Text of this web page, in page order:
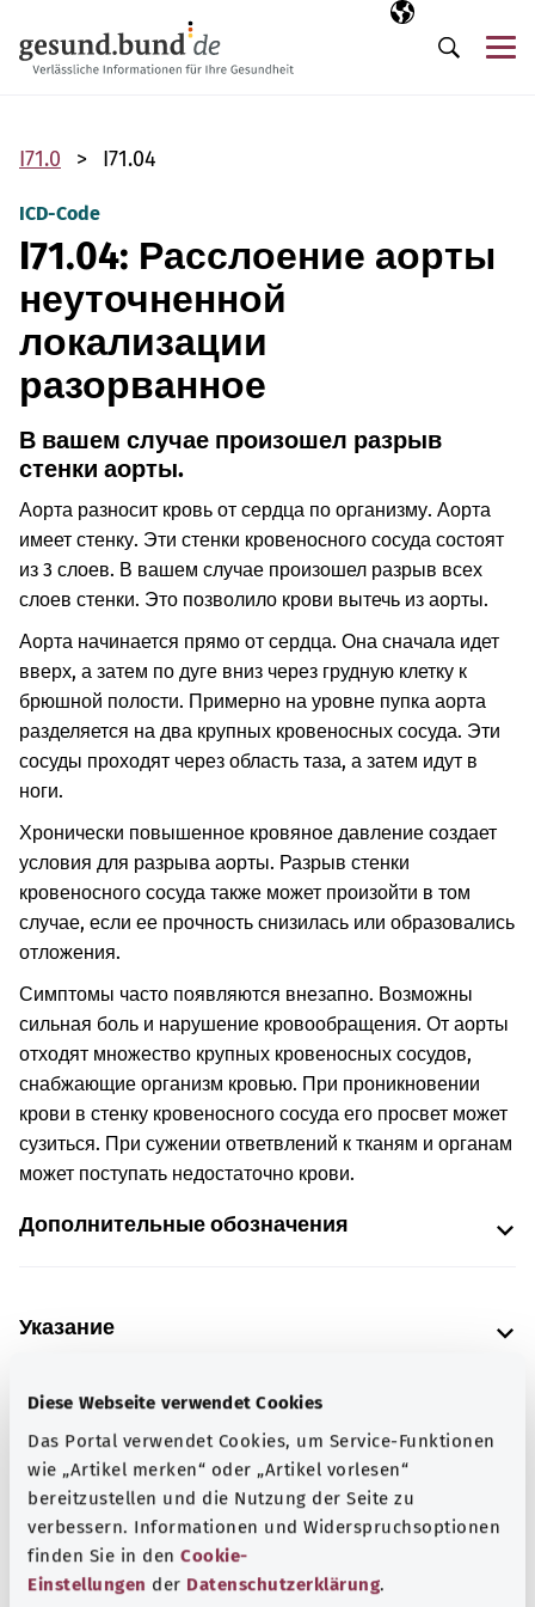
Diese Webseite verwendet Cookies
Das Portal verwendet Cookies, um Service-Funktionen
wie „Artikel merken“ oder „Artikel vorlesen“
bereitzustellen und die Nutzung der Seite zu
verbessern. Informationen und Widerspruchsoptionen
finden Sie in den Cookie-
Einstellungen der Datenschutzerklärung.
Выбранный
RU
Поиск
I71.0 I71.04
ICD-Code
I71.04: Расслоение аорты
неуточненной
локализации
разорванное
В вашем случае произошел разрыв
стенки аорты.
Аорта разносит кровь от сердца по организму. Аорта
имеет стенку. Эти стенки кровеносного сосуда состоят
из 3 слоев. В вашем случае произошел разрыв всех
слоев стенки. Это позволило крови вытечь из аорты.
Аорта начинается прямо от сердца. Она сначала идет
вверх, а затем по дуге вниз через грудную клетку к
брюшной полости. Примерно на уровне пупка аорта
разделяется на два крупных кровеносных сосуда. Эти
сосуды проходят через область таза, а затем идут в
ноги.
Хронически повышенное кровяное давление создает
условия для разрыва аорты. Разрыв стенки
кровеносного сосуда также может произойти в том
случае, если ее прочность снизилась или образовались
отложения.
Симптомы часто появляются внезапно. Возможны
сильная боль и нарушение кровообращения. От аорты
отходят множество крупных кровеносных сосудов,
снабжающие организм кровью. При проникновении
крови в стенку кровеносного сосуда его просвет может
сузиться. При сужении ответвлений к тканям и органам
может поступать недостаточно крови.
Дополнительные обозначения
Указание
Источник
Предоставлено некоммерческой организацией Was
hab’ ich? GmbH по поручению Bundesministerium für
Gesundheit (BMG, Федеральное министерство
здравоохранения).